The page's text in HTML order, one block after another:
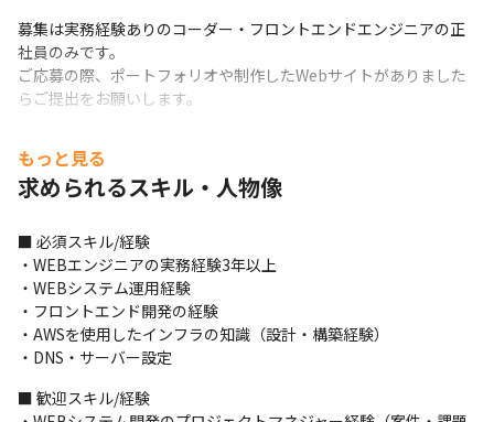
募集は実務経験ありのコーダー・フロントエンドエンジニアの正
社員のみです。
ご応募の際、ポートフォリオや制作したWebサイトがありました
らご提出をお願いします。
・今後AIやIT業界の発展によって、企業の働き方やその姿も劇的
に変化を遂げることが予想されます
を築けるような、レベルの高いクリエイティブスキルの備わって
いる人は世の中で生き抜けると信じています
もっと見る
求められるスキル・人物像
■ 必須スキル/経験
・WEBエンジニアの実務経験3年以上
・WEBシステム運用経験
・フロントエンド開発の経験
・AWSを使用したインフラの知識（設計・構築経験）
・DNS・サーバー設定
■ 歓迎スキル/経験